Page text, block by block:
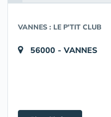
VANNES : LE P'TIT CLUB
56000 - VANNES